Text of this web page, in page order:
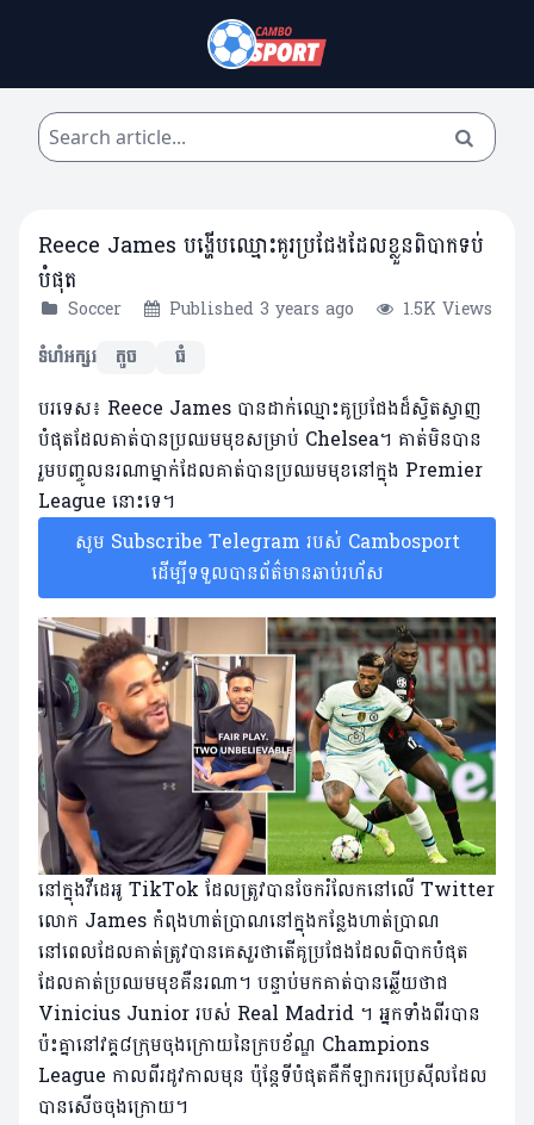
Reece James បង្ហើបឈ្មោះគូរប្រជែងដែលខ្លួនពិបាកទប់
បំផុត
Soccer Published 3 years ago
1.5K Views
ទំហំអក្សរ
តូច ធំ
បរទេស៖ Reece James បានដាក់ឈ្មោះគូប្រជែងដ៏ស្វិតស្វាញ
បំផុតដែលគាត់បានប្រឈមមុខសម្រាប់ Chelsea។​ គាត់មិនបាន
រួមបញ្ចូលនរណាម្នាក់ដែលគាត់បានប្រឈមមុខនៅក្នុង Premier
League នោះទេ។
សូម Subscribe Telegram របស់ Cambosport
ដើម្បីទទួលបានព័ត៌មានឆាប់រហ័ស
នៅក្នុងវីដេអូ TikTok ដែលត្រូវបានចែករំលែកនៅលើ Twitter
លោក James កំពុងហាត់ប្រាណនៅក្នុងកន្លែងហាត់ប្រាណ
នៅពេលដែលគាត់ត្រូវបានគេសួរថាតើគូប្រជែងដែលពិបាកបំផុត
ដែលគាត់ប្រឈមមុខគឺនរណា។ បន្ទាប់​មកគាត់បានឆ្លើយថាជ
Vinicius Junior របស់ Real Madrid ។ អ្នក​ទាំង​ពីរ​បាន​
ប៉ះ​គ្នា​នៅ​វគ្គ​៨​ក្រុម​ចុង​ក្រោយ​នៃ​ក្រប​ខ័ណ្ឌ Champions
League កាល​ពី​រដូវ​កាល​មុន ប៉ុន្តែ​ទី​បំផុត​គឺ​កីឡាករ​ប្រេស៊ីល​ដែល​
បាន​សើច​ចុង​ក្រោយ។